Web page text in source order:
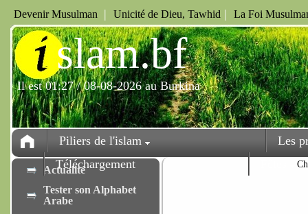
Devenir Musulman | Unicité de Dieu, Tawhid | La Foi
islam.bf
Il est 01:27 / 08-08-2026 au Burkina
Piliers de l'islam
Les
Téléchargement
Actualité
Tester son Alphabet
Arabe